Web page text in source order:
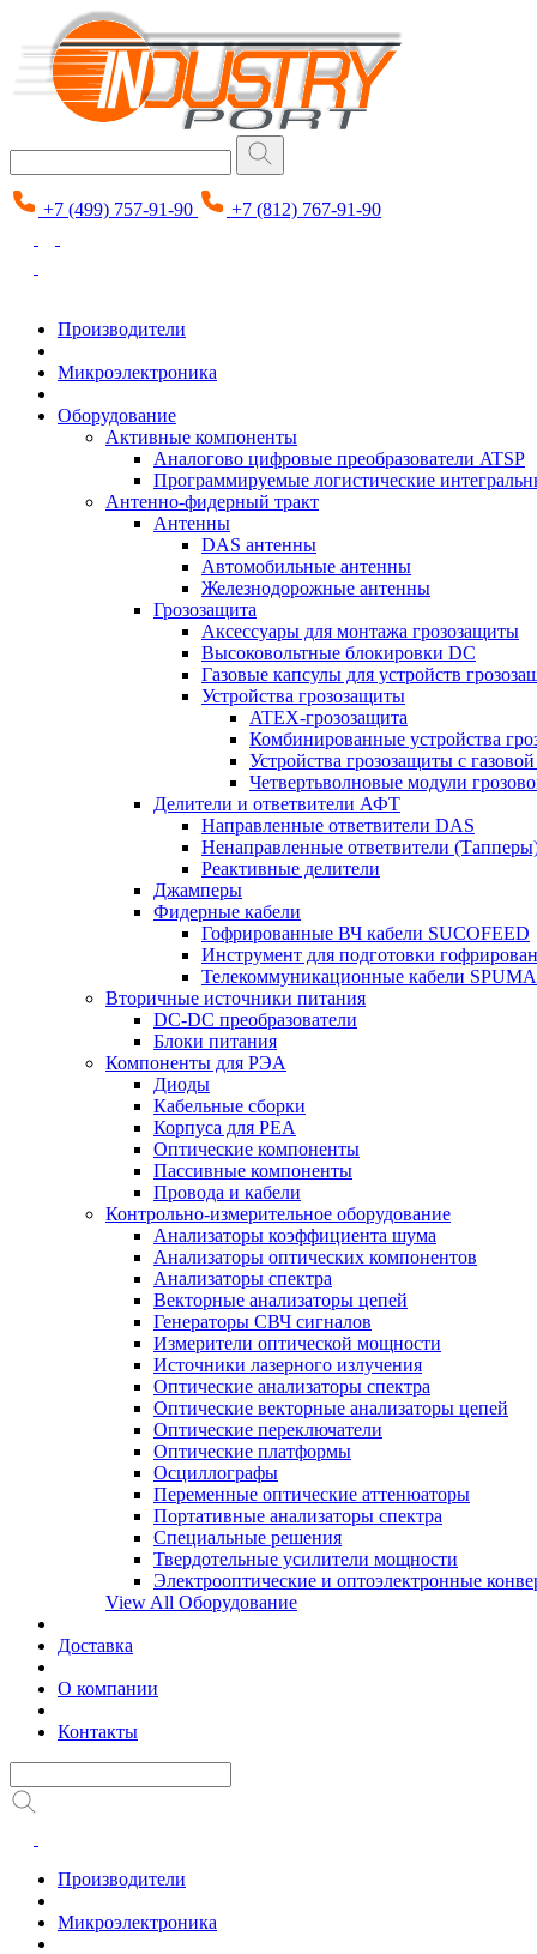
+7 (499) 757-91-90 +7 (812) 767-91-90
Производители
Микроэлектроника
Оборудование
Активные компоненты
Аналогово цифровые преобразователи ATSP
Программируемые логистические
Антенно-фидерный тракт
Антенны
DAS антенны
Автомобильные антенны
Железнодорожные антенны
Грозозащита
Аксессуары для монтажа грозозащиты
Высоковольтные блокировки DC
Газовые капсулы для устройств
Устройства грозозащиты
ATEX-грозозащита
Комбинированные устройства
Устройства грозозащиты с
Четвертьволновые модули
Делители и ответвители АФТ
Направленные ответвители DAS
Ненаправленные ответвители
Реактивные делители
Джамперы
Фидерные кабели
Гофрированные ВЧ кабели SUCOFEED
Инструмент для подготовки
Телекоммуникационные кабели SPUMA
Вторичные источники питания
DC-DC преобразователи
Блоки питания
Компоненты для РЭА
Диоды
Кабельные сборки
Корпуса для РЕА
Оптические компоненты
Пассивные компоненты
Провода и кабели
Контрольно-измерительное оборудование
Анализаторы коэффициента шума
Анализаторы оптических компонентов
Анализаторы спектра
Векторные анализаторы цепей
Генераторы СВЧ сигналов
Измерители оптической мощности
Источники лазерного излучения
Оптические анализаторы спектра
Оптические векторные анализаторы цепей
Оптические переключатели
Оптические платформы
Осциллографы
Переменные оптические аттенюаторы
Портативные анализаторы спектра
Специальные решения
Твердотельные усилители мощности
Электрооптические и оптоэлектронные
View All Оборудование
Доставка
О компании
Контакты
Производители
Микроэлектроника